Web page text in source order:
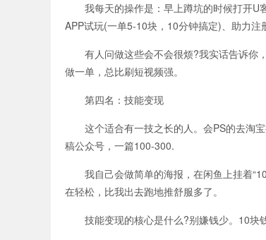
我每天的操作是：早上蹲坑的时候打开U客
APP试玩(一单5-10块，10分钟搞定)、助力注
有人问做这些会不会很烦?我实话告诉你
做一单，总比刷短视频强。
第四名：技能变现
这个适合有一技之长的人。会PS的去淘宝
稿公众号，一篇100-300.
我自己会做简单的海报，在闲鱼上挂着
在轻松，比我出去跑地推舒服多了。
技能变现的核心是什么?别嫌钱少。10块钱